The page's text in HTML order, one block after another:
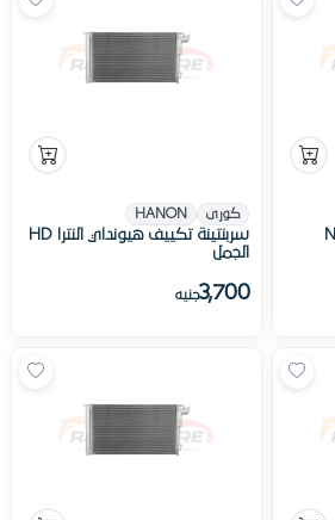
كورى HANON
سربنتينة تكييف هيونداي النترا HD
الجمل
3,700جنيه